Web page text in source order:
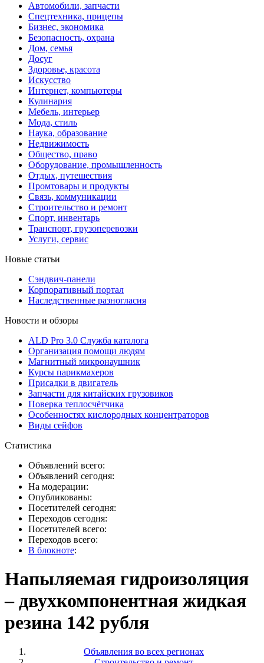
Автомобили, запчасти
Спецтехника, прицепы
Бизнес, экономика
Безопасность, охрана
Дом, семья
Досуг
Здоровье, красота
Искусство
Интернет, компьютеры
Кулинария
Мебель, интерьер
Мода, стиль
Наука, образование
Недвижимость
Общество, право
Оборудование, промышленность
Отдых, путешествия
Промтовары и продукты
Связь, коммуникации
Строительство и ремонт
Cпорт, инвентарь
Транспорт, грузоперевозки
Услуги, сервис
Новые статьи
Сэндвич-панели
Корпоративный портал
Наследственные разногласия
Новости и обзоры
ALD Pro 3.0 Служба каталога
Организация помощи людям
Магнитный микронаушник
Курсы парикмахеров
Присадки в двигатель
Запчасти для китайских грузовиков
Поверка теплосчётчика
Особенностях кислородных концентраторов
Виды сейфов
Статистика
Объявлений всего:
Объявлений сегодня:
На модерации:
Опубликованы:
Посетителей сегодня:
Переходов сегодня:
Посетителей всего:
Переходов всего:
В блокноте:
Напыляемая гидроизоляция
– двухкомпонентная жидкая
резина 142 рубля
Объявления во всех регионах